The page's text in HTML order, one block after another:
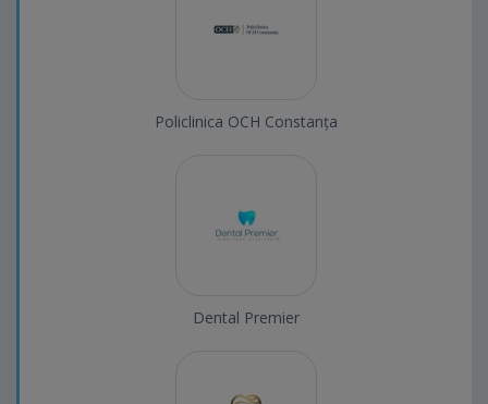
Policlinica OCH Constanța
Dental Premier